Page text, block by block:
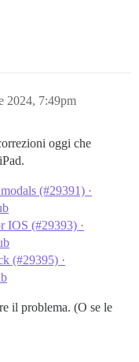
2024, 7:49pm
oggi che
(#29391) ·
IOS (#29393) ·
(#29395) ·
il problema. (O se le